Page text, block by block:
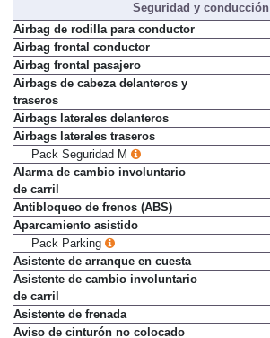
Seguridad y conducción
Airbag de rodilla para conductor
Airbag frontal conductor
Airbag frontal pasajero
Airbags de cabeza delanteros y
traseros
Airbags laterales delanteros
Airbags laterales traseros
Pack Seguridad M
Alarma de cambio involuntario
de carril
Antibloqueo de frenos (ABS)
Aparcamiento asistido
Pack Parking
Asistente de arranque en cuesta
Asistente de cambio involuntario
de carril
Asistente de frenada